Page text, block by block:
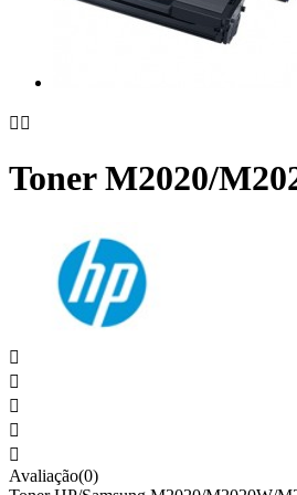
 
Toner M2020/





Avaliação(0)